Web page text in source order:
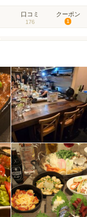
口コミ
176
クーポン
1